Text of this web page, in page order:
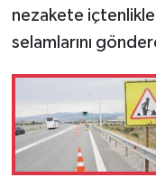
nezakete içtenlikle
selamlarını